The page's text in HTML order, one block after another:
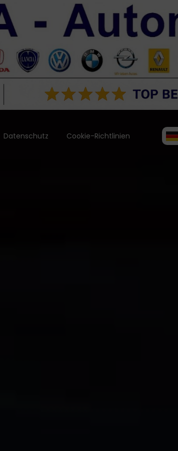
Datenschutz Cookie-Richtlinien